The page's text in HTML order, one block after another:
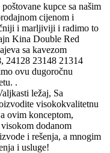
kupce sa našim
cijenom i
i marljiviji i radimo to
Kina Double Red
sa kavezom
24128 23148 ​​21314
ovu dugoročnu
.
ležaj, Sa
visokokvalitetnu
ovim konceptom,
dodanom
i rešenja, a mnogim
i usluge!